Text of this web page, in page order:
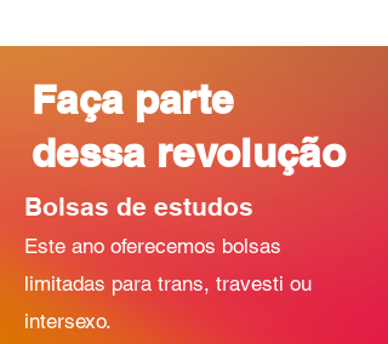
Faça parte
dessa revolução
Bolsas de estudos
Este ano oferecemos bolsas
limitadas para trans, travesti ou
intersexo.